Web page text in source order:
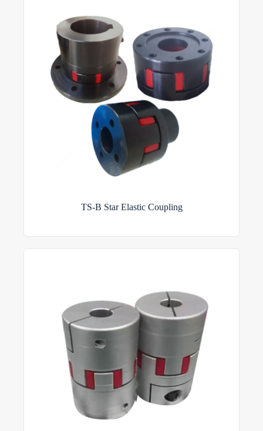
TS-B Star Elastic Coupling